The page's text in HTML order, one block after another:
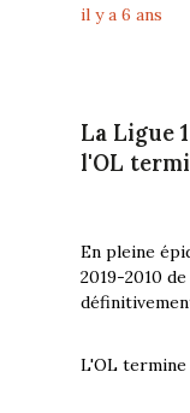
il y a 6 ans
La Ligue
l'OL
En pleine
2019-2010
L'OL termine